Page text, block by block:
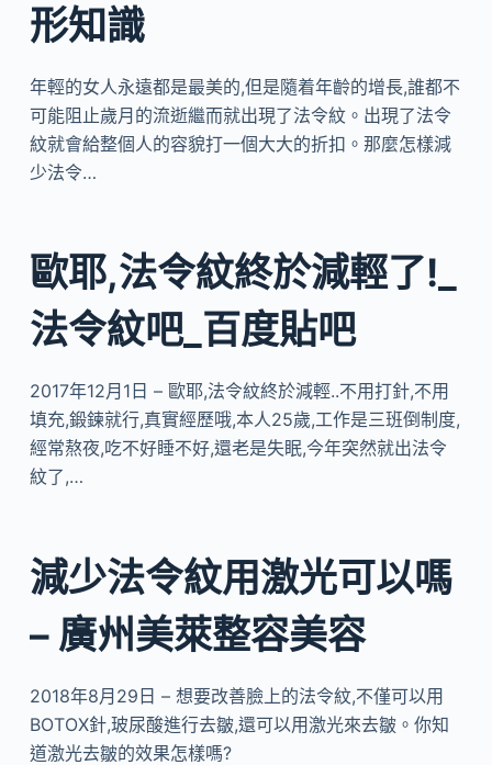
形知識
年輕的女人永遠都是最美的,但是隨着年齡的增長,誰都不
可能阻止歲月的流逝繼而就出現了法令紋。出現了法令
紋就會給整個人的容貌打一個大大的折扣。那麼怎樣減
少法令…
歐耶,法令紋終於減輕了!_
法令紋吧_百度貼吧
2017年12月1日 – 歐耶,法令紋終於減輕..不用打針,不用
填充,鍛鍊就行,真實經歷哦,本人25歲,工作是三班倒制度,
經常熬夜,吃不好睡不好,還老是失眠,今年突然就出法令
紋了,…
減少法令紋用激光可以嗎
– 廣州美萊整容美容
2018年8月29日 – 想要改善臉上的法令紋,不僅可以用
BOTOX針,玻尿酸進行去皺,還可以用激光來去皺。你知
道激光去皺的效果怎樣嗎?